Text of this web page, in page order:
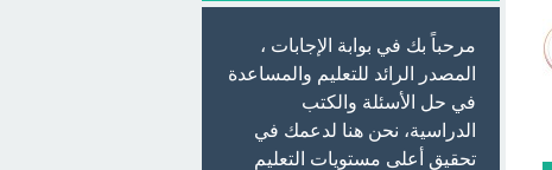
مرحباً بك في بوابة الإجابات ،
المصدر الرائد للتعليم والمساعدة
في حل الأسئلة والكتب
الدراسية، نحن هنا لدعمك في
تحقيق أعلى مستويات التعليم